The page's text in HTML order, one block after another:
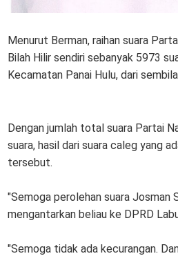
Menurut Berman, raihan suara
Bilah Hilir sendiri sebanyak 5973
Kecamatan Panai Hulu, dari
Dengan jumlah total suara Partai
suara, hasil dari suara caleg yang
tersebut.
"Semoga perolehan suara Josman
mengantarkan beliau ke DPRD
"Semoga tidak ada kecurangan.